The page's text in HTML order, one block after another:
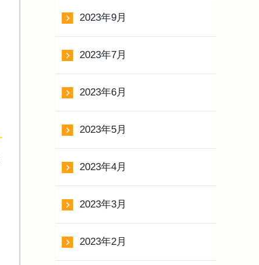
2023年9月
2023年7月
2023年6月
2023年5月
2023年4月
2023年3月
2023年2月